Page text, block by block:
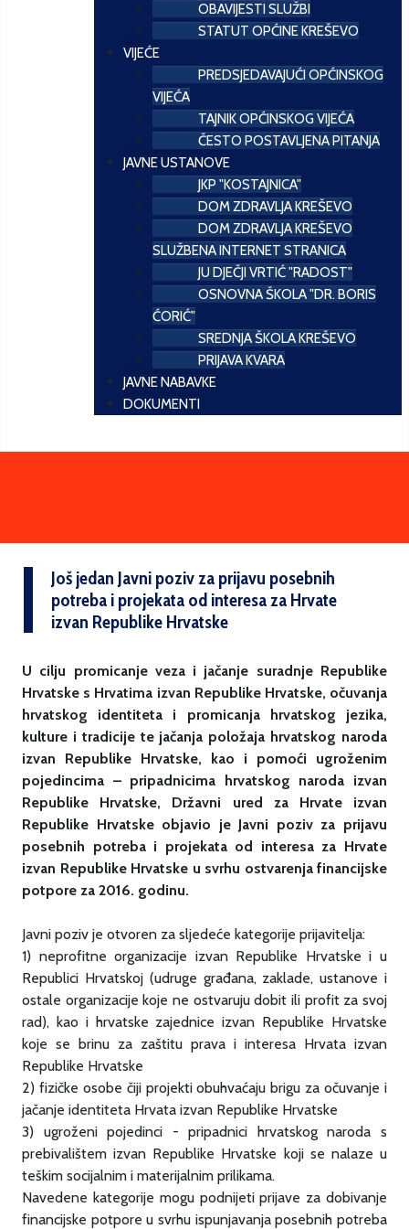
OBAVIJESTI SLUŽBI
STATUT OPĆINE KREŠEVO
VIJEĆE
PREDSJEDAVAJUĆI OPĆINSKOG
VIJEĆA
TAJNIK OPĆINSKOG VIJEĆA
ČESTO POSTAVLJENA PITANJA
JAVNE USTANOVE
JKP "KOSTAJNICA"
DOM ZDRAVLJA KREŠEVO
DOM ZDRAVLJA KREŠEVO
SLUŽBENA INTERNET STRANICA
JU DJEČJI VRTIĆ "RADOST"
OSNOVNA ŠKOLA "DR. BORIS
ĆORIĆ"
SREDNJA ŠKOLA KREŠEVO
PRIJAVA KVARA
JAVNE NABAVKE
DOKUMENTI
Još jedan Javni poziv za prijavu posebnih
potreba i projekata od interesa za Hrvate
izvan Republike Hrvatske
U cilju promicanje veza i jačanje suradnje Republike
Hrvatske s Hrvatima izvan Republike Hrvatske, očuvanja
hrvatskog identiteta i promicanja hrvatskog jezika,
kulture i tradicije te jačanja položaja hrvatskog naroda
izvan Republike Hrvatske, kao i pomoći ugroženim
pojedincima – pripadnicima hrvatskog naroda izvan
Republike Hrvatske, Državni ured za Hrvate izvan
Republike Hrvatske objavio je Javni poziv za prijavu
posebnih potreba i projekata od interesa za Hrvate
izvan Republike Hrvatske u svrhu ostvarenja financijske
potpore za 2016. godinu.
Javni poziv je otvoren za sljedeće kategorije prijavitelja:
1) neprofitne organizacije izvan Republike Hrvatske i u
Republici Hrvatskoj (udruge građana, zaklade, ustanove i
ostale organizacije koje ne ostvaruju dobit ili profit za svoj
rad), kao i hrvatske zajednice izvan Republike Hrvatske
koje se brinu za zaštitu prava i interesa Hrvata izvan
Republike Hrvatske
2) fizičke osobe čiji projekti obuhvaćaju brigu za očuvanje i
jačanje identiteta Hrvata izvan Republike Hrvatske
3) ugroženi pojedinci - pripadnici hrvatskog naroda s
prebivalištem izvan Republike Hrvatske koji se nalaze u
teškim socijalnim i materijalnim prilikama.
Navedene kategorije mogu podnijeti prijave za dobivanje
financijske potpore u svrhu ispunjavanja posebnih potreba